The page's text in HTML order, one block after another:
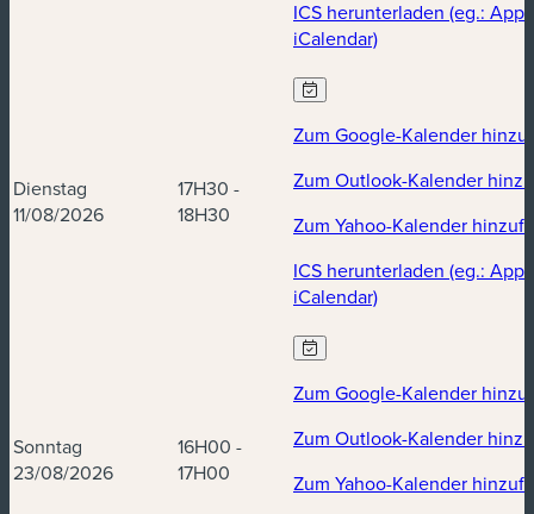
ICS herunterladen (eg.:
iCalendar)
Dienstag
11/08/2026
17H30 -
18H30
Zum Google-Kalender
Zum Outlook-Kalender
Zum Yahoo-Kalender
ICS herunterladen (eg.:
iCalendar)
Sonntag
23/08/2026
16H00 -
17H00
Zum Google-Kalender
Zum Outlook-Kalender
Zum Yahoo-Kalender